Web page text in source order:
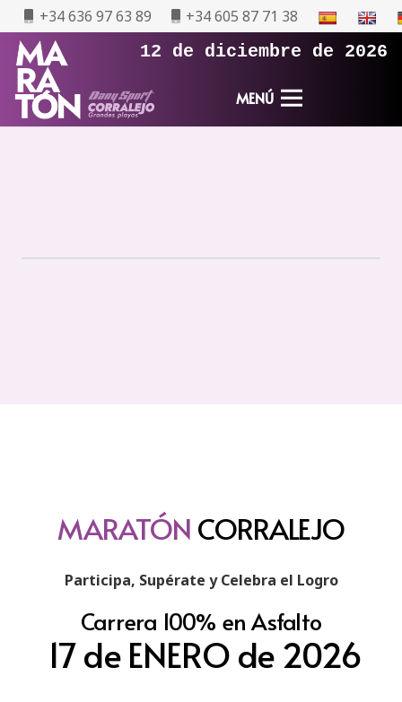
+34 636 97 63 89 +34 605 87 71 38
12 de diciembre de 2026
MENÚ
MARATÓN CORRALEJO
Participa, Supérate y Celebra el Logro
Carrera 100% en Asfalto
17 de ENERO de 2026